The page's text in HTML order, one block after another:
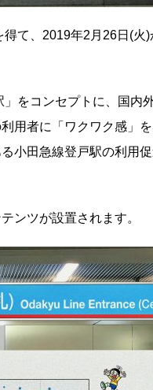
て、2019年2月26日(火
をコンセプトに、国内
用者に「ワクワク感」
小田急線登戸駅の利用
ンツが設置されます。